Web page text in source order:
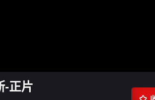
-正片